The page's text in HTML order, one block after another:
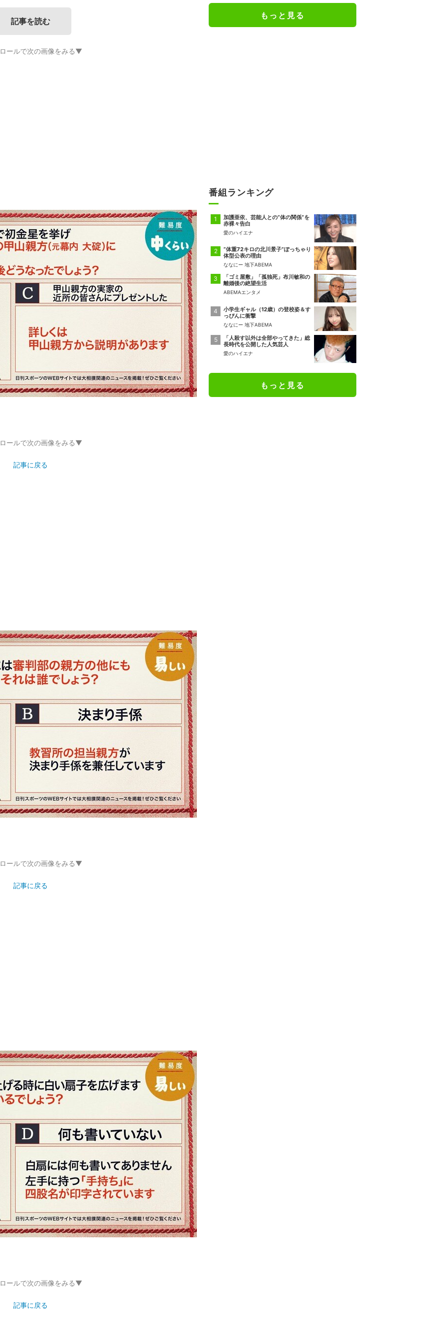
記事を読む
ールで次の画像をみる▼
ールで次の画像をみる▼
記事に戻る
ールで次の画像をみる▼
記事に戻る
ールで次の画像をみる▼
記事に戻る
もっと見る
番組ランキング
加護亜依、芸能人との“体の関係”を
赤裸々告白
愛のハイエナ
“体重72キロの北川景子”ぽっちゃり
体型公表の理由
ななにー 地下ABEMA
「ゴミ屋敷」「孤独死」布川敏和の
離婚後の絶望生活
ABEMAエンタメ
小学生ギャル（12歳）の登校姿＆す
っぴんに衝撃
ななにー 地下ABEMA
「人殺す以外は全部やってきた」総
長時代を公開した人気芸人
愛のハイエナ
もっと見る